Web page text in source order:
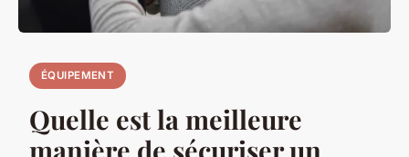
ÉQUIPEMENT
Quelle est la meilleure
manière de sécuriser un